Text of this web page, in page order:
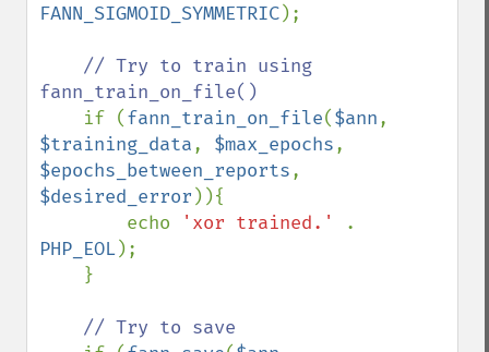
FANN_SIGMOID_SYMMETRIC);
// Try to train using
fann_train_on_file()
if (fann_train_on_file($ann
$training_data, $max_epochs
$epochs_between_reports
$desired_error )){
        echo
'xor trained.'
PHP_EOL);
// Try to save